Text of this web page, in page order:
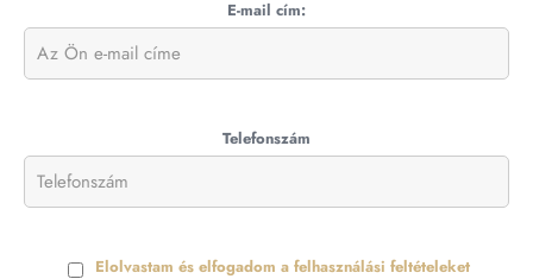
E-mail cím:
Telefonszám
Elolvastam és elfogadom a felhasználási feltételeket